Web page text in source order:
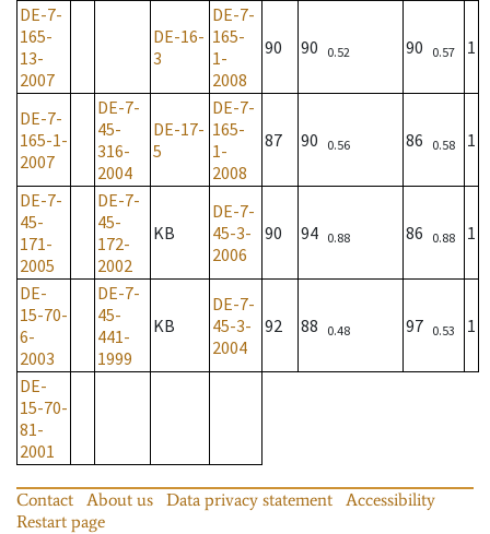
DE-7-
165-
13-
2007
DE-16-
3
DE-7-
165-
1-
2008
90 90 0.52 90 0.57 1
DE-7-
165-1-
2007
DE-7-
45-
316-
2004
DE-17-
5
DE-7-
165-
1-
2008
87 90 0.56 86 0.58 1
DE-7-
45-
171-
2005
DE-7-
45-
172-
2002
KB
DE-7-
45-3-
2006
90 94 0.88 86 0.88 1
DE-
15-70-
6-
2003
DE-7-
45-
441-
1999
KB
DE-7-
45-3-
2004
92 88 0.48 97 0.53 1
DE-
15-70-
81-
2001
Contact About us Data privacy statement
Accessibility
Restart page